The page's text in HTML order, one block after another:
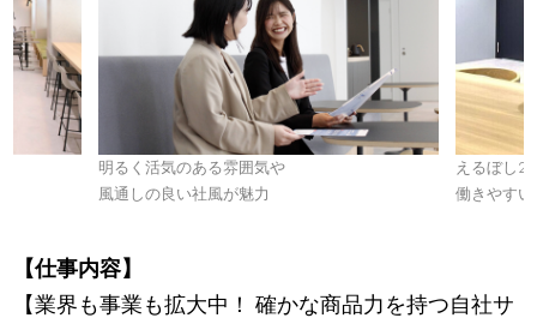
明るく活気のある雰囲気や
風通しの良い社風が魅力
えるぼし2
働きやす
【仕事内容】
【業界も事業も拡大中！ 確かな商品力を持つ自社サ